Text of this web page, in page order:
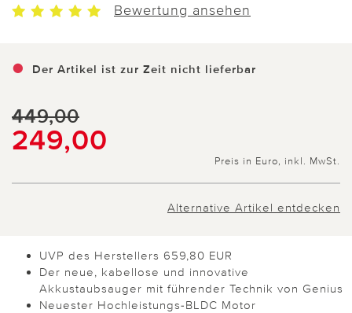
Bewertung ansehen
Der Artikel ist zur Zeit nicht lieferbar
449,00
249,00
Preis in Euro, inkl. MwSt.
Alternative Artikel entdecken
UVP des Herstellers 659,80 EUR
Der neue, kabellose und innovative
Akkustaubsauger mit führender Technik von Genius
Neuester Hochleistungs-BLDC Motor